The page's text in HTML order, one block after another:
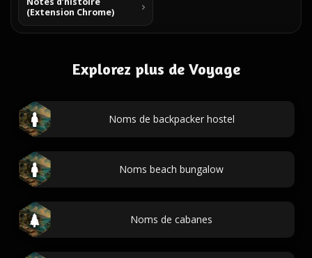
(Extension Chrome)
Explorez plus de Voyage
Noms de backpacker hostel
Noms beach bungalow
Noms de cabanes